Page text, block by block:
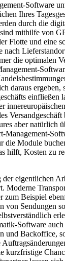
Software
Ihres
durch die
mithilfe von
Flotte und eine
nach
die optimalen
daraus ergeben,
einfließen
aber natürlich
Management-
die Module
hilft, Kosten zu
eigentlichen
Moderne
zum Beispiel
von Sendungen
Software
und Backoffice,
kurzfristige